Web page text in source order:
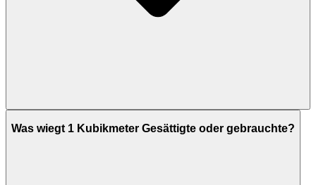
Was wiegt 1 Kubikmeter Gesättigte oder gebrauchte?